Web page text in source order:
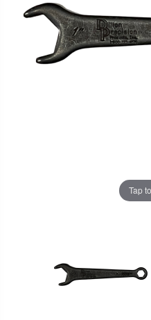
Tap